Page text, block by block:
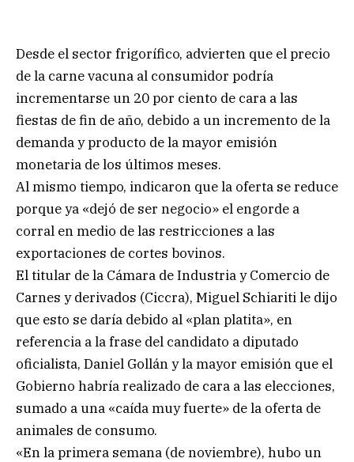
Desde el sector frigorífico, advierten que el precio
de la carne vacuna al consumidor podría
incrementarse un 20 por ciento de cara a las
fiestas de fin de año, debido a un incremento de la
demanda y producto de la mayor emisión
monetaria de los últimos meses.
Al mismo tiempo, indicaron que la oferta se reduce
porque ya «dejó de ser negocio» el engorde a
corral en medio de las restricciones a las
exportaciones de cortes bovinos.
El titular de la Cámara de Industria y Comercio de
Carnes y derivados (Ciccra), Miguel Schiariti le dijo
que esto se daría debido al «plan platita», en
referencia a la frase del candidato a diputado
oficialista, Daniel Gollán y la mayor emisión que el
Gobierno habría realizado de cara a las elecciones,
sumado a una «caída muy fuerte» de la oferta de
animales de consumo.
«En la primera semana (de noviembre), hubo un